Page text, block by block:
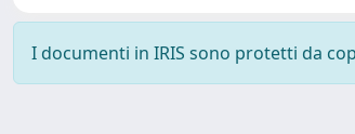
I documenti in IRIS sono protetti da